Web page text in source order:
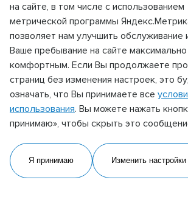
на сайте, в том числе с использованием
метрической программы
позволяет нам улучшить обслуживание
Ваше пребывание на сайте максимально
комфортным. Если Вы продолжаете
страниц без изменения настроек, это
означать, что Вы принимаете все
использования. Вы можете нажать
принимаю», чтобы скрыть это
Я принимаю Изменить настройки
РУКОВОДСТВО